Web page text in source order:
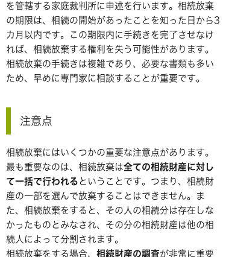
を管轄する家庭裁判所に申述を行います。相続放棄
の期限は、相続の開始があったことを知った日から3
カ月以内です。この期限内に手続きを完了させなけ
れば、相続放棄する権利を失う可能性があります。
相続放棄の手続きは複雑であり、必要な書類も多い
ため、早めに専門家に相談することが重要です。
注意点
相続放棄にはいくつかの重要な注意点があります。
最も重要なのは、相続放棄は全ての相続財産に対し
て一括で行われる ということです。つまり、相続財
産の一部を選んで放棄することはできません。ま
た、相続放棄をすると、その人の相続分は存在しな
かったものとみなされ、その分の相続財産は他の相
続人によって分割されます。
相続放棄をする場合、 相続財産の調査が非常に重要